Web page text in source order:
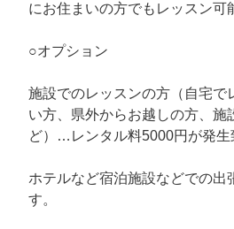
にお住まいの方でもレッスン可
○オプション
施設でのレッスンの方（自宅で
い方、県外からお越しの方、施
ど）…レンタル料5000円が発生
ホテルなど宿泊施設などでの出